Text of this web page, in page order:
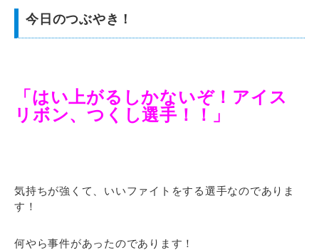
今日のつぶやき！
「はい上がるしかないぞ！アイス
リボン、つくし選手！！」
気持ちが強くて、いいファイトをする選手なのでありま
す！
何やら事件があったのであります！